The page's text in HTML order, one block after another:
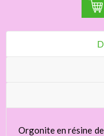
Orgonite en résine